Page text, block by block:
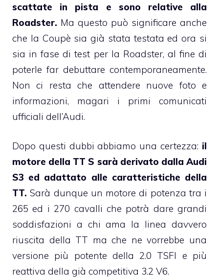
scattate in pista e sono relative alla
Roadster. Ma questo può significare anche
che la Coupè sia già stata testata ed ora si
sia in fase di test per la Roadster, al fine di
poterle far debuttare contemporaneamente.
Non ci resta che attendere nuove foto e
informazioni, magari i primi comunicati
ufficiali dell’Audi.
Dopo questi dubbi abbiamo una certezza: il
motore della TT S sarà derivato dalla Audi
S3 ed adattato alle caratteristiche della
TT. Sarà dunque un motore di potenza tra i
265 ed i 270 cavalli che potrà dare grandi
soddisfazioni a chi ama la linea davvero
riuscita della TT ma che ne vorrebbe una
versione più potente della 2.0 TSFI e più
reattiva della già competitiva 3.2 V6.